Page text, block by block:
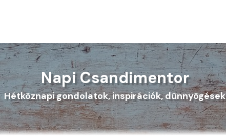
Napi Csandimentor
Hétköznapi gondolatok, inspirációk, dünnyögések